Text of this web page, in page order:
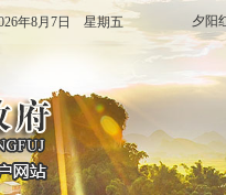
夕阳
年8月7日 星期五